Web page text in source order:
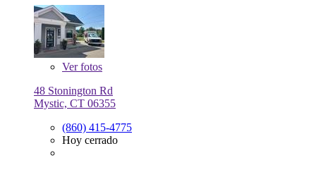
Verfotos
48 Stonington Rd
Mystic, CT 06355
(860) 415-4775
Hoy cerrado